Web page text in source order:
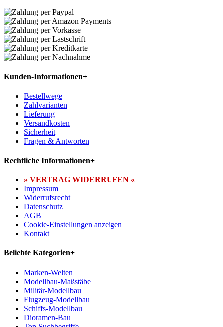
Kunden-Informationen+
Bestellwege
Zahlvarianten
Lieferung
Versandkosten
Sicherheit
Fragen & Antworten
Rechtliche Informationen+
» VERTRAG WIDERRUFEN «
Impressum
Widerrufsrecht
Datenschutz
AGB
Cookie-Einstellungen anzeigen
Kontakt
Beliebte Kategorien+
Marken-Welten
Modellbau-Maßstäbe
Militär-Modellbau
Flugzeug-Modellbau
Schiffs-Modellbau
Dioramen-Bau